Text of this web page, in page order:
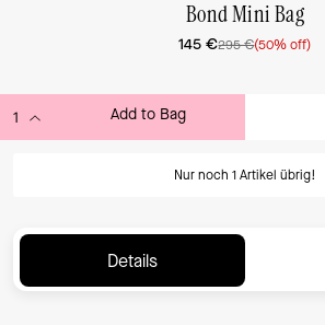
Bond Mini Bag
145 €295 €(50% off)
Add to Bag
Nur noch 1 Artikel übrig!
Details